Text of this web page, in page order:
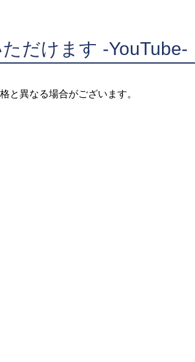
だけます -YouTube-
と異なる場合がございます。